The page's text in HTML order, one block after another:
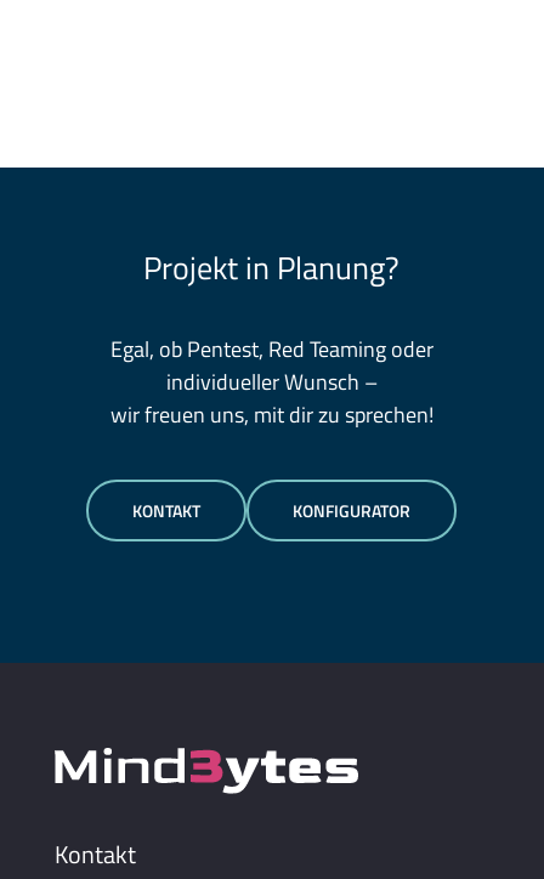
Projekt in Planung?
Egal, ob Pentest, Red Teaming oder
individueller Wunsch –
wir freuen uns, mit dir zu sprechen!
KONTAKT KONFIGURATOR
Kontakt